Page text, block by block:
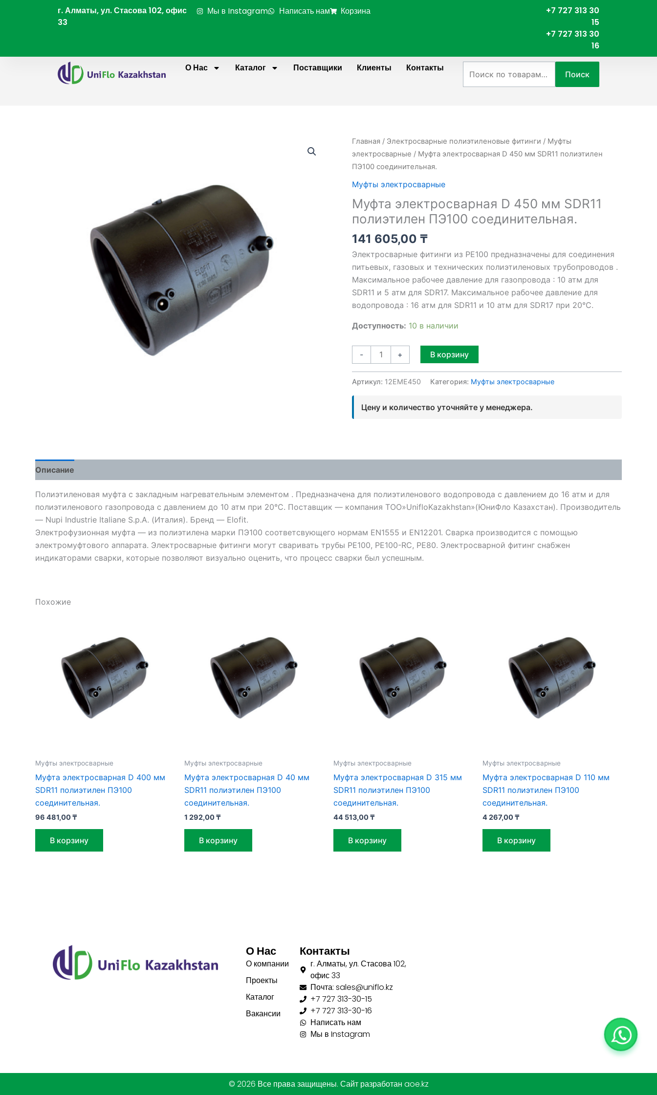
г. Алматы, ул. Стасова 102, офис
33
Мы в Instagram Написать нам Корзина
+7 727 313 30
15
+7 727 313 30
16
О Нас
Каталог Поставщики Клиенты Контакты
Поиск
Главная / Электросварные полиэтиленовые фитинги / Муфты
электросварные / Муфта электросварная D 450 мм SDR11 полиэтилен
ПЭ100 соединительная.
Муфты электросварные
Муфта электросварная D 450 мм SDR11
полиэтилен ПЭ100 соединительная.
141 605,00 ₸
Электросварные фитинги из PE100 предназначены для соединения
питьевых, газовых и технических полиэтиленовых трубопроводов .
Максимальное рабочее давление для газопровода : 10 атм для
SDR11 и 5 атм для SDR17. Максимальное рабочее давление для
водопровода : 16 атм для SDR11 и 10 атм для SDR17 при 20°C.
Доступность: 10 в наличии
-
Количество
товара
Муфта
электросварная
450
мм
полиэтилен
ПЭ100
соединительная.
+ В корзину
Артикул: 12EME450 Категория: Муфты электросварные
Цену и количество уточняйте у менеджера.
Описание
Полиэтиленовая муфта с закладным нагревательным элементом . Предназначена для полиэтиленового водопровода с давлением до 16 атм и для
полиэтиленового газопровода с давлением до 10 атм при 20°C. Поставщик — компания ТОО»UnifloKazakhstan»(ЮниФло Казахстан). Производитель
— Nupi Industrie Italiane S.p.A. (Италия). Бренд — Elofit.
Электрофузионная муфта — из полиэтилена марки ПЭ100 соответсвующего нормам EN1555 и EN12201. Сварка производится с помощью
электромуфтового аппарата. Электросварные фитинги могут сваривать трубы PE100, PE100-RC, PE80. Электросварной фитинг снабжен
индикаторами сварки, которые позволяют визуально оценить, что процесс сварки был успешным.
Похожие
Муфты электросварные
Муфта электросварная D 400 мм
SDR11 полиэтилен ПЭ100
соединительная.
96 481,00₸
В корзину
Муфты электросварные
Муфта электросварная D 40 мм
SDR11 полиэтилен ПЭ100
соединительная.
1 292,00₸
В корзину
Муфты электросварные
Муфта электросварная D 315 мм
SDR11 полиэтилен ПЭ100
соединительная.
44 513,00₸
В корзину
Муфты электросварные
Муфта электросварная D 110 мм
SDR11 полиэтилен ПЭ100
соединительная.
4 267,00₸
В корзину
О Нас
О компании
Проекты
Каталог
Вакансии
Контакты
г. Алматы, ул. Стасова 102,
офис 33
Почта: sales@uniflo.kz
+7 727 313-30-15
+7 727 313-30-16
Написать нам
Мы в Instagram
© 2026 Все права защищены. Сайт разработан aoe.kz